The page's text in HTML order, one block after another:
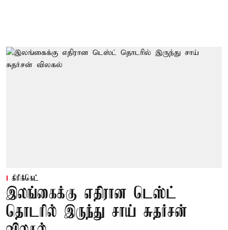
கிரிக்கெட்
இலங்கைக்கு எதிரான டெஸ்ட்
தொடரில் இருந்து சாய் சுதர்சன்